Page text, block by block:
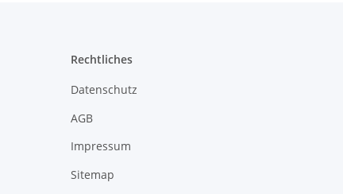
Rechtliches
Datenschutz
AGB
Impressum
Sitemap